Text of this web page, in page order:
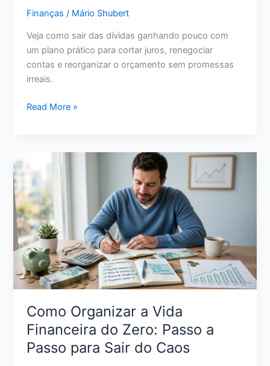
Finanças / Mário Shubert
Veja como sair das dívidas ganhando pouco com
um plano prático para cortar juros, renegociar
contas e reorganizar o orçamento sem promessas
irreais.
Como
Dívidas
Ganhando
Pouco:
Plano
Realista
para
Retomar
o
Controle
Read More »
Como Organizar a Vida
Financeira do Zero: Passo a
Passo para Sair do Caos